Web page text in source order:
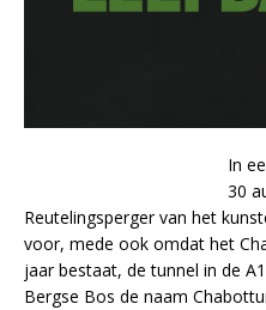
In
30
Reutelingsperger van het
voor, mede ook omdat het
jaar bestaat, de tunnel in de
Bergse Bos de naam